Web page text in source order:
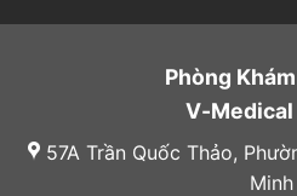
Phòng
V-
57A Trần Quốc Thảo,
Minh